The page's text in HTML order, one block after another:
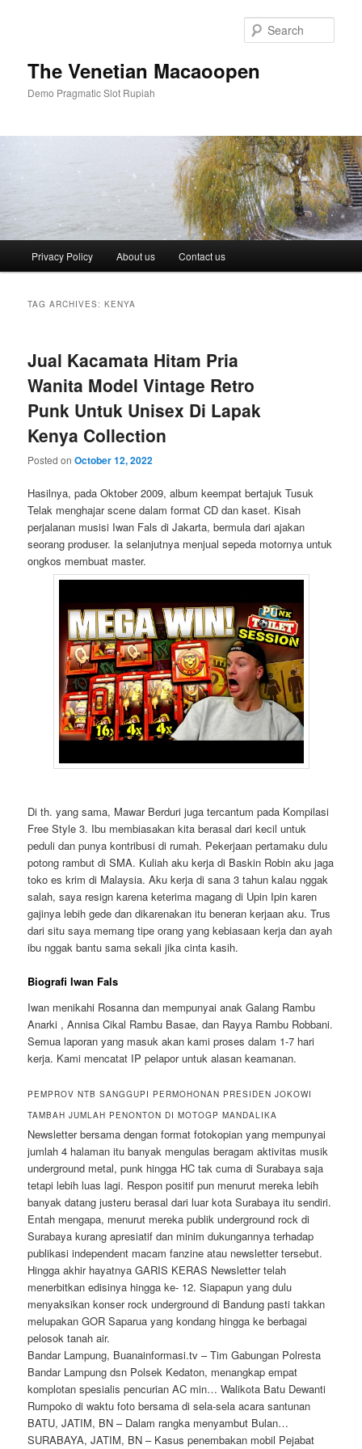
The Venetian Macaoopen
Demo Pragmatic Slot Rupiah
Privacy Policy About us Contact us
TAG ARCHIVES:KENYA
Jual Kacamata Hitam Pria
Wanita Model Vintage Retro
Punk Untuk Unisex Di Lapak
Kenya Collection
Posted onOctober 12, 2022
Hasilnya, pada Oktober 2009, album keempat bertajuk Tusuk
Telak menghajar scene dalam format CD dan kaset. Kisah
perjalanan musisi Iwan Fals di Jakarta, bermula dari ajakan
seorang produser. Ia selanjutnya menjual sepeda motornya untuk
ongkos membuat master.
Di th. yang sama, Mawar Berduri juga tercantum pada Kompilasi
Free Style 3. Ibu membiasakan kita berasal dari kecil untuk
peduli dan punya kontribusi di rumah. Pekerjaan pertamaku dulu
potong rambut di SMA. Kuliah aku kerja di Baskin Robin aku jaga
toko es krim di Malaysia. Aku kerja di sana 3 tahun kalau nggak
salah, saya resign karena keterima magang di Upin Ipin karen
gajinya lebih gede dan dikarenakan itu beneran kerjaan aku. Trus
dari situ saya memang tipe orang yang kebiasaan kerja dan ayah
ibu nggak bantu sama sekali jika cinta kasih.
Biografi Iwan Fals
Iwan menikahi Rosanna dan mempunyai anak Galang Rambu
Anarki , Annisa Cikal Rambu Basae, dan Rayya Rambu Robbani.
Semua laporan yang masuk akan kami proses dalam 1-7 hari
kerja. Kami mencatat IP pelapor untuk alasan keamanan.
PEMPROV NTB SANGGUPI PERMOHONAN PRESIDEN JOKOWI
TAMBAH JUMLAH PENONTON DI MOTOGP MANDALIKA
Newsletter bersama dengan format fotokopian yang mempunyai
jumlah 4 halaman itu banyak mengulas beragam aktivitas musik
underground metal, punk hingga HC tak cuma di Surabaya saja
tetapi lebih luas lagi. Respon positif pun menurut mereka lebih
banyak datang justeru berasal dari luar kota Surabaya itu sendiri.
Entah mengapa, menurut mereka publik underground rock di
Surabaya kurang apresiatif dan minim dukungannya terhadap
publikasi independent macam fanzine atau newsletter tersebut.
Hingga akhir hayatnya GARIS KERAS Newsletter telah
menerbitkan edisinya hingga ke- 12. Siapapun yang dulu
menyaksikan konser rock underground di Bandung pasti takkan
melupakan GOR Saparua yang kondang hingga ke berbagai
pelosok tanah air.
Bandar Lampung, Buanainformasi.tv – Tim Gabungan Polresta
Bandar Lampung dsn Polsek Kedaton, menangkap empat
komplotan spesialis pencurian AC min… Walikota Batu Dewanti
Rumpoko di waktu foto bersama di sela-sela acara santunan
BATU, JATIM, BN – Dalam rangka menyambut Bulan…
SURABAYA, JATIM, BN – Kasus penembakan mobil Pejabat